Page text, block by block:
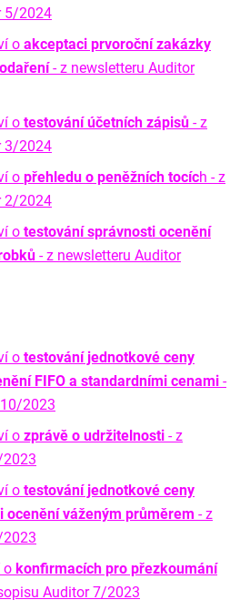
5/2024
o akceptaci prvoroční zakázky
- z newsletteru Auditor
o testování účetních zápisů - z
3/2024
o přehledu o peněžních tocích - z
2/2024
o testování správnosti ocenění
- z newsletteru Auditor
o testování jednotkové ceny
FIFO a standardními cenami -
2023
o zprávě o udržitelnosti - z
o testování jednotkové ceny
ocenění váženým průměrem - z
o konfirmacích pro přezkoumání
Auditor 7/2023